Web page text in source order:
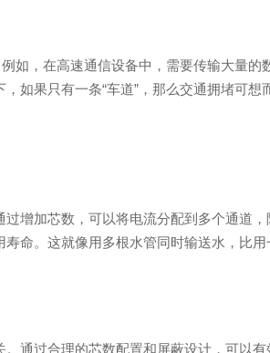
如，在高速通信设备中，需要传输大量
如果只有一条“车道”，那么交通拥堵可想
增加芯数，可以将电流分配到多个通道
命。这就像用多根水管同时输送水，比用
通过合理的芯数配置和屏蔽设计，可以